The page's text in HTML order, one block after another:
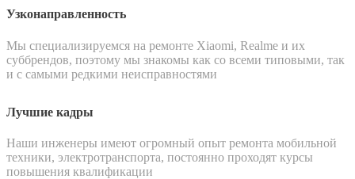
Узконаправленность
Мы специализируемся на ремонте Xiaomi, Realme и их
суббрендов, поэтому мы знакомы как со всеми типовыми, так
и с самыми редкими неисправностями
Лучшие кадры
Наши инженеры имеют огромный опыт ремонта мобильной
техники, электротранспорта, постоянно проходят курсы
повышения квалификации